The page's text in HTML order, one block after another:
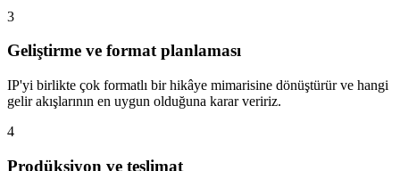
3
Geliştirme ve format planlaması
IP'yi birlikte çok formatlı bir hikâye mimarisine dönüştürür ve hangi
gelir akışlarının en uygun olduğuna karar veririz.
4
Prodüksiyon ve teslimat